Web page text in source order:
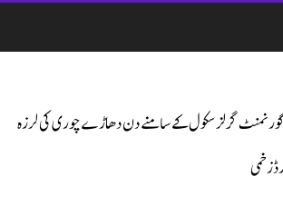
گورنمنٹ گرلز سکول کے سامنے دن دھاڑے چوری کی لرزہ